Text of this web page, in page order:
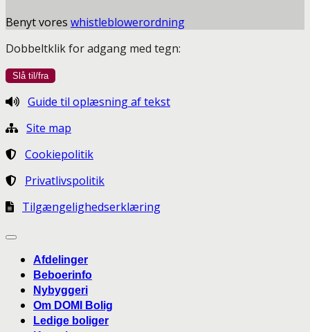
Benyt vores whistleblowerordning
Dobbeltklik for adgang med tegn:
Guide til oplæsning af tekst
Site map
Cookiepolitik
Privatlivspolitik
Tilgængelighedserklæring
Afdelinger
Beboerinfo
Nybyggeri
Om DOMI Bolig
Ledige boliger